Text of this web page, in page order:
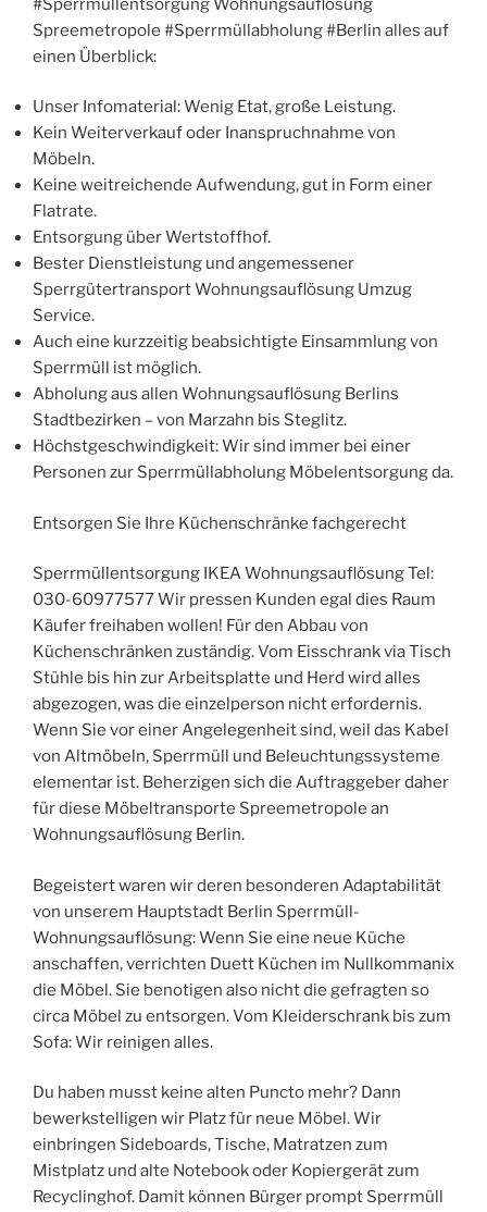
Spreemetropole #Sperrmüllabholung #Berlin alles auf
einen Überblick:
Unser Infomaterial: Wenig Etat, große Leistung.
Kein Weiterverkauf oder Inanspruchnahme von
Möbeln.
Keine weitreichende Aufwendung, gut in Form einer
Flatrate.
Entsorgung über Wertstoffhof.
Bester Dienstleistung und angemessener
Sperrgütertransport Wohnungsauflösung Umzug
Service.
Auch eine kurzzeitig beabsichtigte Einsammlung von
Sperrmüll ist möglich.
Abholung aus allen Wohnungsauflösung Berlins
Stadtbezirken – von Marzahn bis Steglitz.
Höchstgeschwindigkeit: Wir sind immer bei einer
Personen zur Sperrmüllabholung Möbelentsorgung da.
Entsorgen Sie Ihre Küchenschränke fachgerecht
Sperrmüllentsorgung IKEA Wohnungsauflösung Tel:
030-60977577 Wir pressen Kunden egal dies Raum
Käufer freihaben wollen! Für den Abbau von
Küchenschränken zuständig. Vom Eisschrank via Tisch
Stühle bis hin zur Arbeitsplatte und Herd wird alles
abgezogen, was die einzelperson nicht erfordernis.
Wenn Sie vor einer Angelegenheit sind, weil das Kabel
von Altmöbeln, Sperrmüll und Beleuchtungssysteme
elementar ist. Beherzigen sich die Auftraggeber daher
für diese Möbeltransporte Spreemetropole an
Wohnungsauflösung Berlin.
Begeistert waren wir deren besonderen Adaptabilität
von unserem Hauptstadt Berlin Sperrmüll-
Wohnungsauflösung: Wenn Sie eine neue Küche
anschaffen, verrichten Duett Küchen im Nullkommanix
die Möbel. Sie benotigen also nicht die gefragten so
circa Möbel zu entsorgen. Vom Kleiderschrank bis zum
Sofa: Wir reinigen alles.
Du haben musst keine alten Puncto mehr? Dann
bewerkstelligen wir Platz für neue Möbel. Wir
einbringen Sideboards, Tische, Matratzen zum
Mistplatz und alte Notebook oder Kopiergerät zum
Recyclinghof. Damit können Bürger prompt Sperrmüll